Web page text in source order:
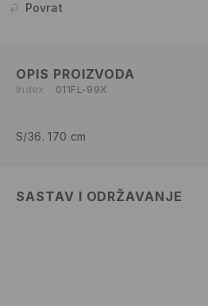
Povrat
OPIS PROIZVODA
Index 011FL-99X
S/36. 170 cm
SASTAV I ODRŽAVANJE